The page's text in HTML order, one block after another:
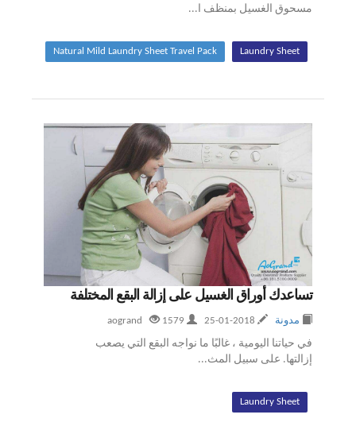
مسحوق الغسيل بمنظف ا...
Laundry Sheet
Natural Mild Laundry Sheet Travel Pack
تساعدك أوراق الغسيل على إزالة البقع المختلفة
مدونة 1579
في حياتنا اليومية ، غالبًا ما نواجه البقع التي يصعب
إزالتها. على سبيل المث...
Laundry Sheet